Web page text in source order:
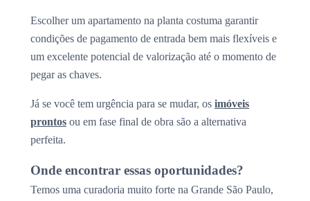
Escolher um apartamento na planta costuma garantir
condições de pagamento de entrada bem mais flexíveis e
um excelente potencial de valorização até o momento de
pegar as chaves.
Já se você tem urgência para se mudar, os imóveis
prontos ou em fase final de obra são a alternativa
perfeita.
Onde encontrar essas oportunidades?
Temos uma curadoria muito forte na Grande São Paulo,